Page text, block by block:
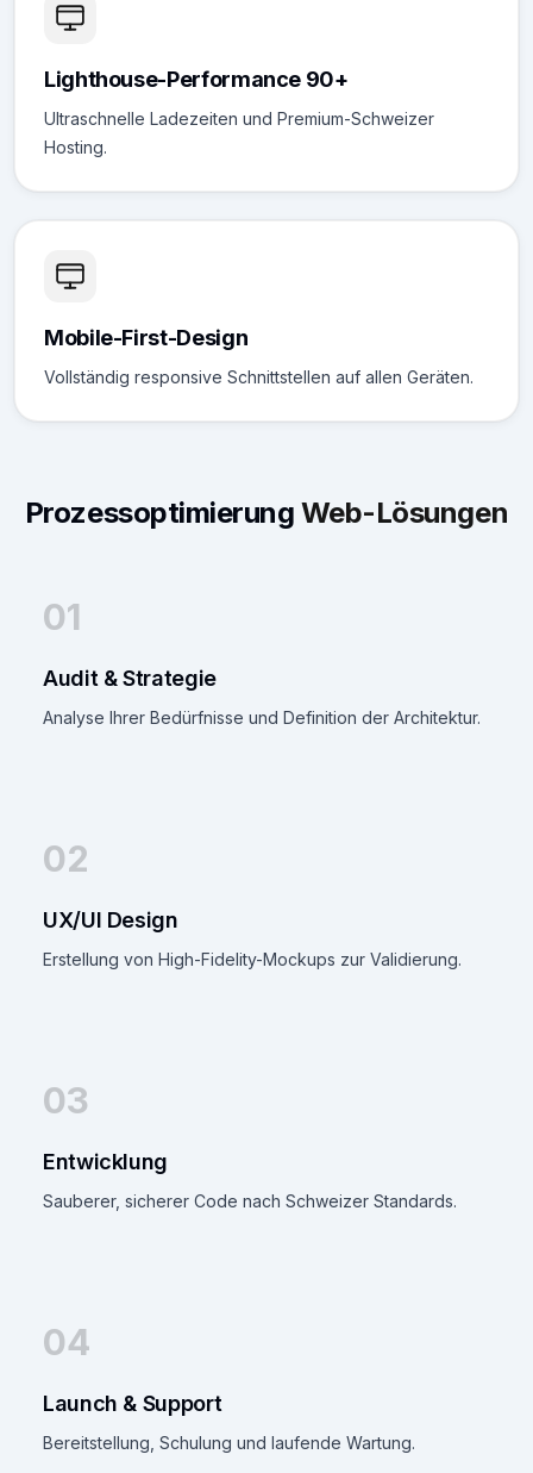
Lighthouse-Performance 90+
Ultraschnelle Ladezeiten und Premium-Schweizer
Hosting.
Mobile-First-Design
Vollständig responsive Schnittstellen auf allen Geräten.
Prozessoptimierung Web-Lösungen
01
Audit & Strategie
Analyse Ihrer Bedürfnisse und Definition der Architektur.
02
UX/UI Design
Erstellung von High-Fidelity-Mockups zur Validierung.
03
Entwicklung
Sauberer, sicherer Code nach Schweizer Standards.
04
Launch & Support
Bereitstellung, Schulung und laufende Wartung.